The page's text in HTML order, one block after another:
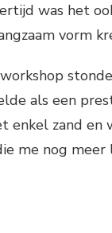
was het
vorm
als een
enkel zand
me nog